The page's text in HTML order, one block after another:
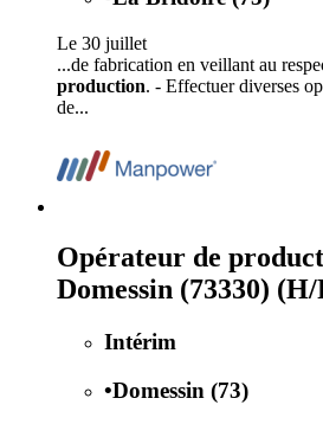
Le 30 juillet
...de fabrication en veillant au
production. - Effectuer diverses
de...
Opérateur de
Domessin (73330)
Intérim
•Domessin (73)